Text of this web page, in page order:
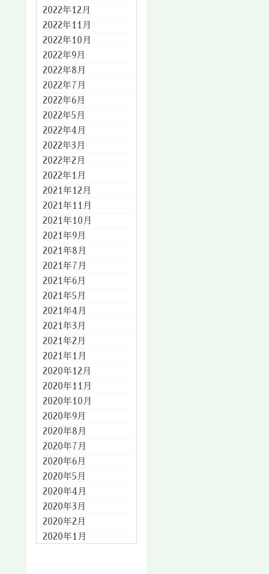
2022年12月
2022年11月
2022年10月
2022年9月
2022年8月
2022年7月
2022年6月
2022年5月
2022年4月
2022年3月
2022年2月
2022年1月
2021年12月
2021年11月
2021年10月
2021年9月
2021年8月
2021年7月
2021年6月
2021年5月
2021年4月
2021年3月
2021年2月
2021年1月
2020年12月
2020年11月
2020年10月
2020年9月
2020年8月
2020年7月
2020年6月
2020年5月
2020年4月
2020年3月
2020年2月
2020年1月